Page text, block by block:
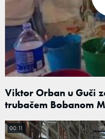
Viktor Orban u Guči
trubačem Bobanom
00:11